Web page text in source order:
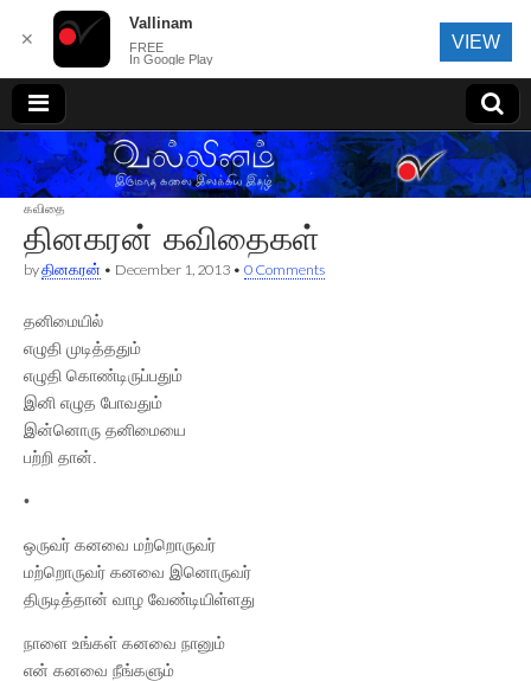
வல்லினம்
கவிதை
தினகரன் கவிதைகள்
byதினகரன் • December 1, 2013 • 0 Comments
தனிமையில்
எழுதி முடித்ததும்
எழுதி கொண்டிருப்பதும்
இனி எழுத போவதும்
இன்னொரு தனிமையை
பற்றி தான்.
•
ஒருவர் கனவை மற்றொருவர்
மற்றொருவர் கனவை இனொருவர்
திருடித்தான் வாழ வேண்டியிள்ளது
நாளை உங்கள் கனவை நானும்
என் கனவை நீங்களும்
✕
Vallinam
FREE
In Google Play
VIEW